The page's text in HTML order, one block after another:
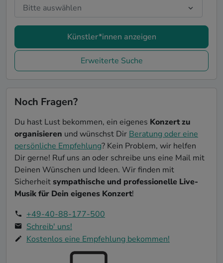
Künstler*innen anzeigen
Erweiterte Suche
Noch Fragen?
Du hast Lust bekommen, ein eigenes Konzert zu
organisieren und wünschst Dir Beratung oder eine
persönliche Empfehlung? Kein Problem, wir helfen
Dir gerne! Ruf uns an oder schreibe uns eine Mail mit
Deinen Wünschen und Ideen. Wir finden mit
Sicherheitsympathische und professionelle Live-
Musik für Dein eigenes Konzert!
+49-40-88-177-500
Schreib' uns!
Kostenlos eine Empfehlung bekommen!